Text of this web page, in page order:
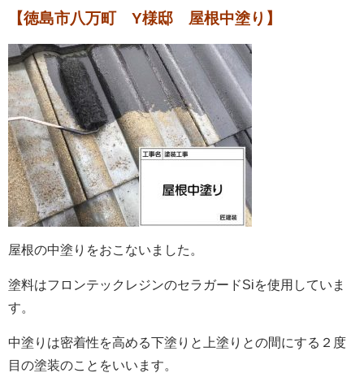
【徳島市八万町 Y様邸 屋根中塗り】
屋根の中塗りをおこないました。
塗料はフロンテックレジンのセラガードSiを使用していま
す。
中塗りは密着性を高める下塗りと上塗りとの間にする２度
目の塗装のことをいいます。